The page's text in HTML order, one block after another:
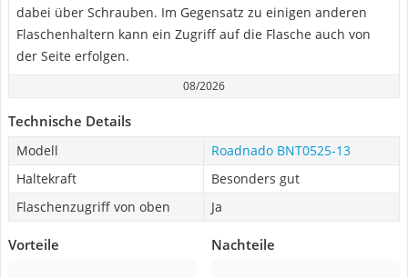
dabei über Schrauben. Im Gegensatz zu einigen anderen
Flaschenhaltern kann ein Zugriff auf die Flasche auch von
der Seite erfolgen.
08/2026
Technische Details
Modell
Roadnado BNT0525-13
Haltekraft
Besonders gut
Flaschenzugriff von oben
Ja
Vorteile Nachteile